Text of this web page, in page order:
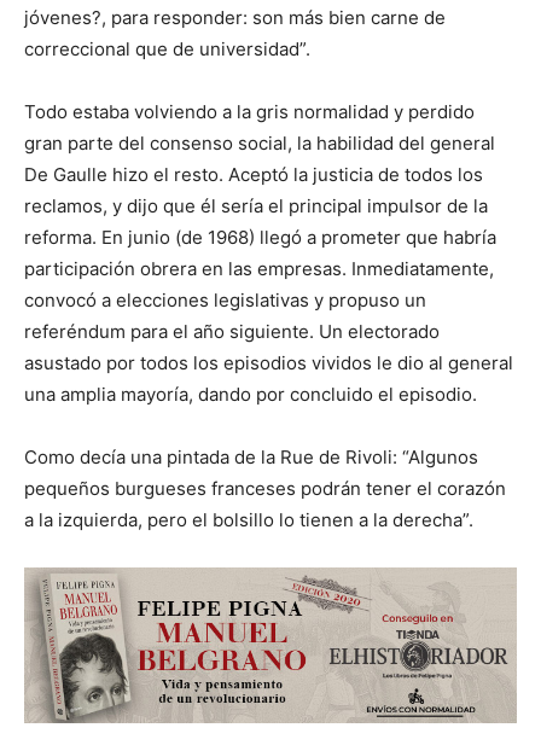
jóvenes?, para responder: son más bien carne de
correccional que de universidad”.
Todo estaba volviendo a la gris normalidad y perdido
gran parte del consenso social, la habilidad del general
De Gaulle hizo el resto. Aceptó la justicia de todos los
reclamos, y dijo que él sería el principal impulsor de la
reforma. En junio (de 1968) llegó a prometer que habría
participación obrera en las empresas. Inmediatamente,
convocó a elecciones legislativas y propuso un
referéndum para el año siguiente. Un electorado
asustado por todos los episodios vividos le dio al general
una amplia mayoría, dando por concluido el episodio.
Como decía una pintada de la Rue de Rivoli: “Algunos
pequeños burgueses franceses podrán tener el corazón
a la izquierda, pero el bolsillo lo tienen a la derecha”.